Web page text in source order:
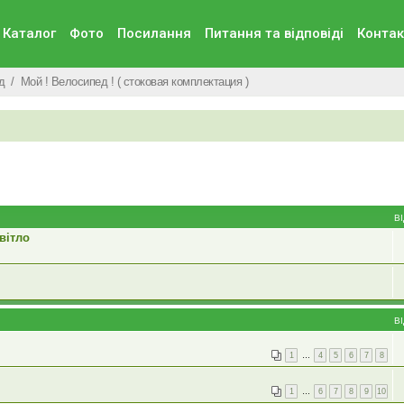
Каталог Фото Посилання Питання та вiдповiдi
Мой ! Велосипед ! ( стоковая комплектация )
1 … 4 5 6 7 8
1 … 6 7 8 9 10